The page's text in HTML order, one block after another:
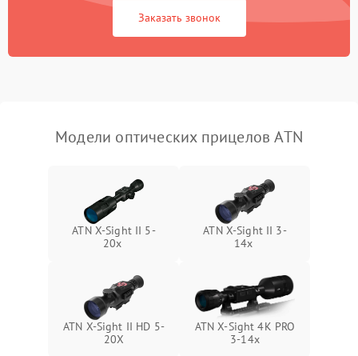
защиты от замыкания
защиты от перегрева
Заказать звонок
Модели оптических прицелов ATN
ATN X-Sight II 5-
20x
ATN X-Sight II 3-
14x
ATN X-Sight II HD 5-
20X
ATN X-Sight 4K PRO
3-14x